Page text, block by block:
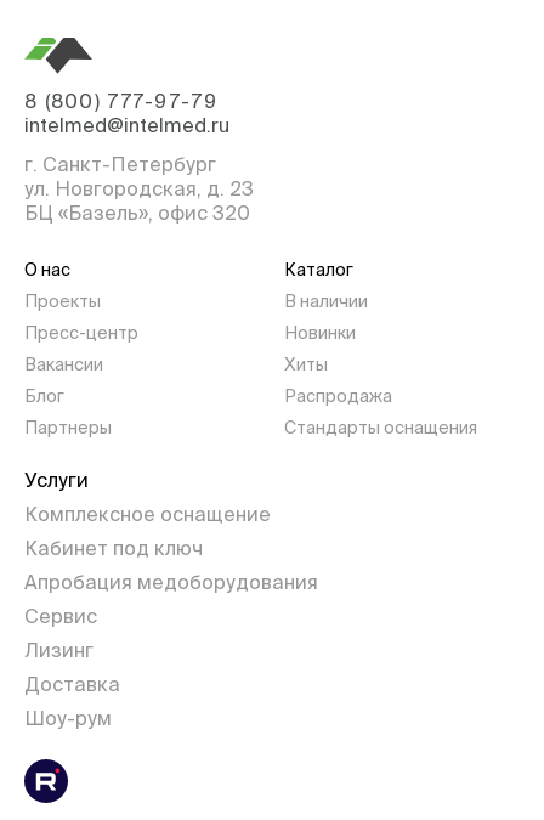
8 (800) 777-97-79
intelmed@intelmed.ru
г. Санкт-Петербург
ул. Новгородская, д. 23
БЦ «Базель», офис 320
О нас
Проекты
Пресс-центр
Вакансии
Блог
Партнеры
Каталог
В наличии
Новинки
Хиты
Распродажа
Стандарты оснащения
Услуги
Комплексное оснащение
Кабинет под ключ
Апробация медоборудования
Сервис
Лизинг
Доставка
Шоу-рум